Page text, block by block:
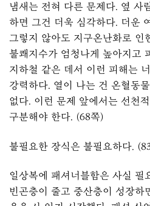
냄새는 전혀 다른 문제다. 옆 사
하면 그건 더욱 심각하다. 더운
그렇지 않아도 지구온난화로 인
불쾌지수가 엄청나게 높아지고
지하철 같은 데서 이런 피해는
강력하다. 열이 나는 건 온혈동
없다. 이런 문제 앞에서는 선천
구분해야 한다. (68쪽)
불필요한 장식은 불필요하다.
일상복에 패셔너블함은 사실 필
빈곤층이 줄고 중산층이 성장하